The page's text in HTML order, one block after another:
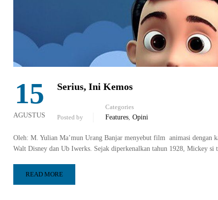
15
AGUSTUS
Serius, Ini Kemos
Posted by
Categories
Features, Opini
Oleh: M. Yulian Ma’mun Urang Banjar menyebut film animasi dengan
Walt Disney dan Ub Iwerks. Sejak diperkenalkan tahun 1928, Mickey
READ MORE